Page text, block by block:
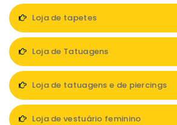
Loja de tapetes
Loja de Tatuagens
Loja de tatuagens e de piercings
Loja de vestuário feminino